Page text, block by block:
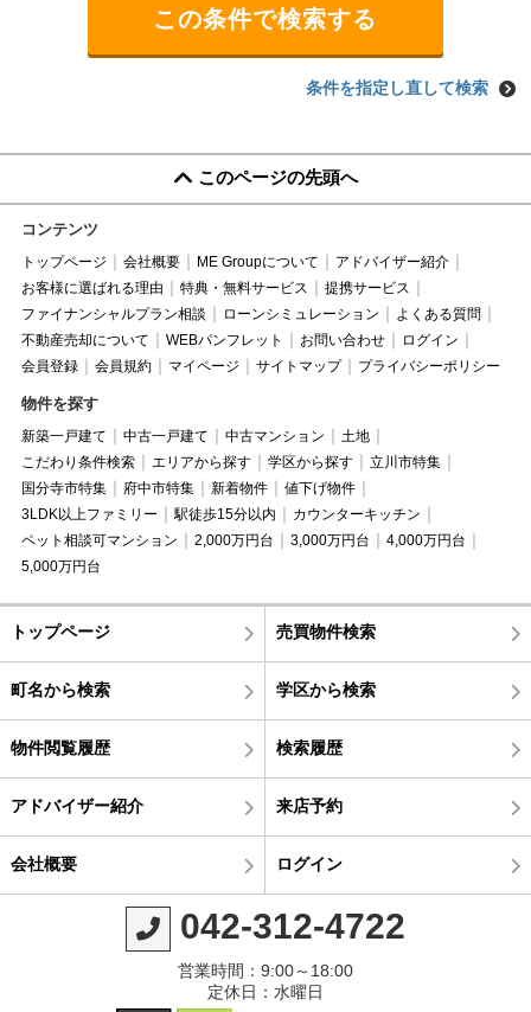
条件を指定し直して検索
このページの先頭へ
コンテンツ
トップページ 会社概要 ME Groupについて
アドバイザー紹介
お客様に選ばれる理由
特典・無料サービス
提携サービス
ファイナンシャルプラン相談
ローンシミュレーション
よくある質問
不動産売却について
WEBパンフレット お問い合わせ
ログイン
会員登録
会員規約 マイページ サイトマップ プライバシーポリシー
物件を探す
新築一戸建て 中古一戸建て 中古マンション
土地
こだわり条件検索
エリアから探す 学区から探す
立川市特集
国分寺市特集
府中市特集 新着物件
値下げ物件
3LDK以上ファミリー
駅徒歩15分以内
カウンターキッチン
ペット相談可マンション
2,000万円台 3,000万円台
4,000万円台
5,000万円台
トップページ 売買物件検索
町名から検索 学区から検索
物件閲覧履歴 検索履歴
アドバイザー紹介 来店予約
会社概要 ログイン
042-312-4722
営業時間：9:00～18:00
定休日：水曜日